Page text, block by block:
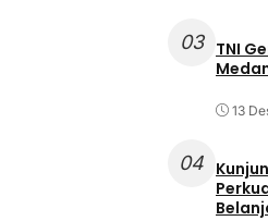
03
TNI
13
04